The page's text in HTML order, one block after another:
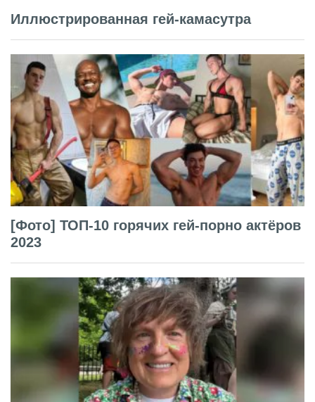
Иллюстрированная гей-камасутра
[Фото] ТОП-10 горячих гей-порно актёров
2023